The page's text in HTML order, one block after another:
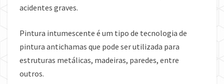
acidentes graves.
Pintura intumescente é um tipo de tecnologia de
pintura antichamas que pode ser utilizada para
estruturas metálicas, madeiras, paredes, entre
outros.